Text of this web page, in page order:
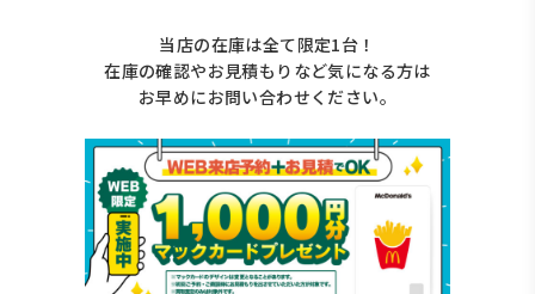
当店の在庫は全て限定1台！
在庫の確認やお見積もりなど気になる方は
お早めにお問い合わせください。